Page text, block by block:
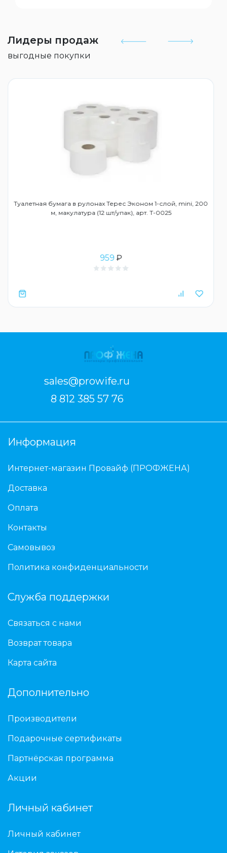
Лидеры продаж
выгодные покупки
Туалетная бумага в рулонах Терес Эконом 1-слой, mini, 200
м, макулатура (12 шт/упак), арт. Т-0025
959₽
sales@prowife.ru
8 812 385 57 76
Информация
Интернет-магазин Провайф (ПРОФЖЕНА)
Доставка
Оплата
Контакты
Самовывоз
Политика конфиденциальности
Служба поддержки
Связаться с нами
Возврат товара
Карта сайта
Дополнительно
Производители
Подарочные сертификаты
Партнёрская программа
Акции
Личный кабинет
Личный кабинет